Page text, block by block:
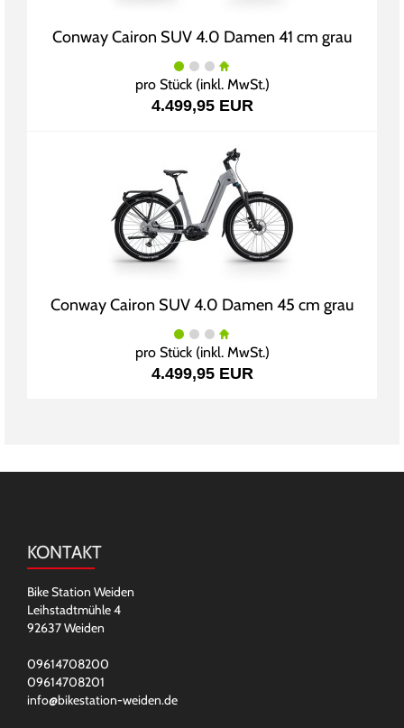
Conway Cairon SUV 4.0 Damen 41 cm grau
pro Stück (inkl. MwSt.)
4.499,95 EUR
Conway Cairon SUV 4.0 Damen 45 cm grau
pro Stück (inkl. MwSt.)
4.499,95 EUR
KONTAKT
Bike Station Weiden
Leihstadtmühle 4
92637 Weiden
09614708200
09614708201
info@bikestation-weiden.de